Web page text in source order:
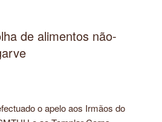
de alimentos não-
o apelo aos Irmãos do